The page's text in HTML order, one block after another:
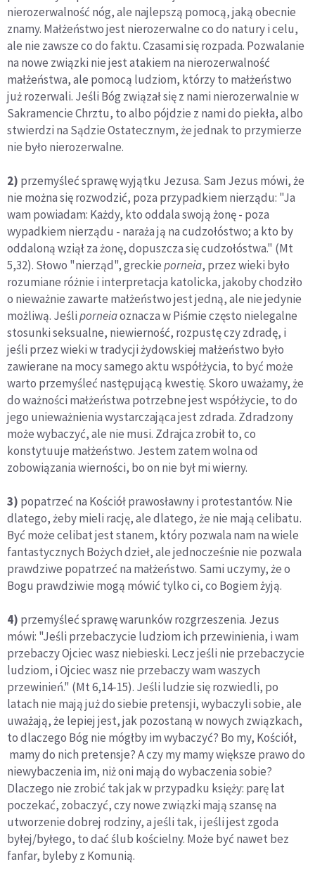
nierozerwalność nóg, ale najlepszą pomocą, jaką obecnie
znamy. Małżeństwo jest nierozerwalne co do natury i celu,
ale nie zawsze co do faktu. Czasami się rozpada. Pozwalanie
na nowe związki nie jest atakiem na nierozerwalność
małżeństwa, ale pomocą ludziom, którzy to małżeństwo
już rozerwali. Jeśli Bóg związał się z nami nierozerwalnie w
Sakramencie Chrztu, to albo pójdzie z nami do piekła, albo
stwierdzi na Sądzie Ostatecznym, że jednak to przymierze
nie było nierozerwalne.
2) przemyśleć sprawę wyjątku Jezusa. Sam Jezus mówi, że
nie można się rozwodzić, poza przypadkiem nierządu: "Ja
wam powiadam: Każdy, kto oddala swoją żonę - poza
wypadkiem nierządu - naraża ją na cudzołóstwo; a kto by
oddaloną wziął za żonę, dopuszcza się cudzołóstwa." (Mt
5,32). Słowo "nierząd", greckieporneia, przez wieki było
rozumiane różnie i interpretacja katolicka, jakoby chodziło
o nieważnie zawarte małżeństwo jest jedną, ale nie jedynie
możliwą. Jeśliporneiaoznacza w Piśmie często nielegalne
stosunki seksualne, niewierność, rozpustę czy zdradę, i
jeśli przez wieki w tradycji żydowskiej małżeństwo było
zawierane na mocy samego aktu współżycia, to być może
warto przemyśleć następującą kwestię. Skoro uważamy, że
do ważności małżeństwa potrzebne jest współżycie, to do
jego unieważnienia wystarczająca jest zdrada. Zdradzony
może wybaczyć, ale nie musi. Zdrajca zrobił to, co
konstytuuje małżeństwo. Jestem zatem wolna od
zobowiązania wierności, bo on nie był mi wierny.
3) popatrzeć na Kościół prawosławny i protestantów. Nie
dlatego, żeby mieli rację, ale dlatego, że nie mają celibatu.
Być może celibat jest stanem, który pozwala nam na wiele
fantastycznych Bożych dzieł, ale jednocześnie nie pozwala
prawdziwe popatrzeć na małżeństwo. Sami uczymy, że o
Bogu prawdziwie mogą mówić tylko ci, co Bogiem żyją.
4) przemyśleć sprawę warunków rozgrzeszenia. Jezus
mówi: "Jeśli przebaczycie ludziom ich przewinienia, i wam
przebaczy Ojciec wasz niebieski. Lecz jeśli nie przebaczycie
ludziom, i Ojciec wasz nie przebaczy wam waszych
przewinień." (Mt 6,14-15). Jeśli ludzie się rozwiedli, po
latach nie mają już do siebie pretensji, wybaczyli sobie, ale
uważają, że lepiej jest, jak pozostaną w nowych związkach,
to dlaczego Bóg nie mógłby im wybaczyć? Bo my, Kościół,
mamy do nich pretensje? A czy my mamy większe prawo do
niewybaczenia im, niż oni mają do wybaczenia sobie?
Dlaczego nie zrobić tak jak w przypadku księży: parę lat
poczekać, zobaczyć, czy nowe związki mają szansę na
utworzenie dobrej rodziny, a jeśli tak, i jeśli jest zgoda
byłej/byłego, to dać ślub kościelny. Może być nawet bez
fanfar, byleby z Komunią.